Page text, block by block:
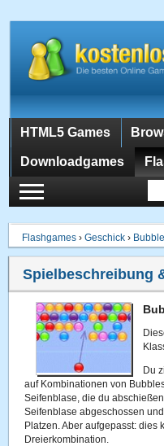
HTML5 Games
Downloadgames
Flashgames ›Geschick ›
Spielbeschreibung
Du
auf Kombinationen von
Seifenblase, die du
Seifenblase abgeschossen
Platzen. Aber aufgepasst: dies
Dreierkombination.